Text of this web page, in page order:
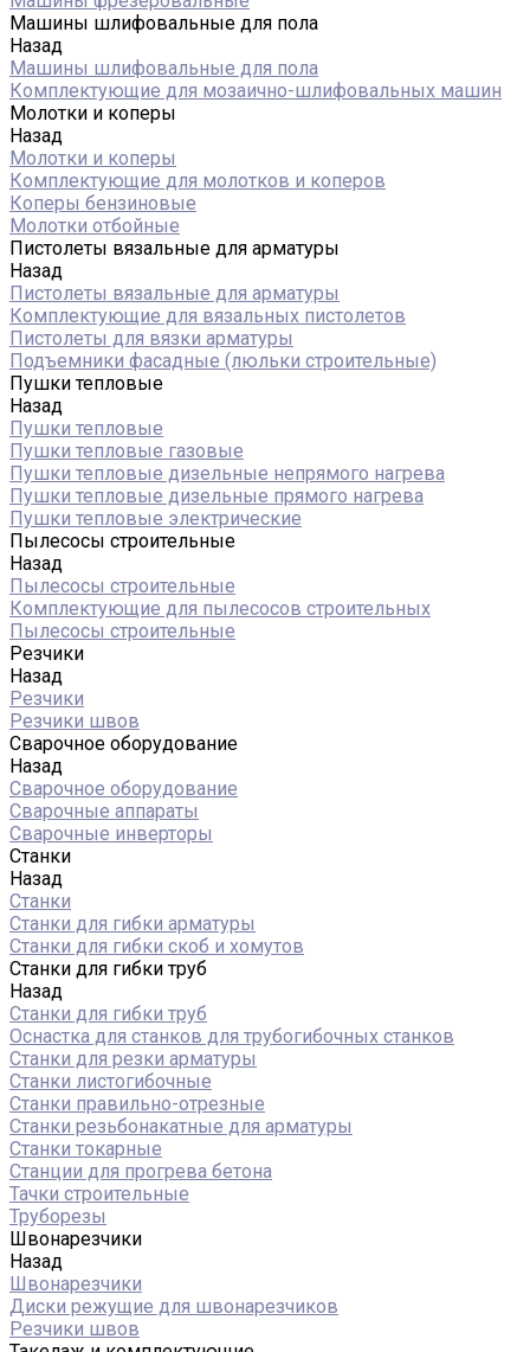
Машины шлифовальные для пола
Назад
Машины шлифовальные для пола
Комплектующие для мозаично-шлифовальных машин
Молотки и коперы
Назад
Молотки и коперы
Комплектующие для молотков и коперов
Коперы бензиновые
Молотки отбойные
Пистолеты вязальные для арматуры
Назад
Пистолеты вязальные для арматуры
Комплектующие для вязальных пистолетов
Пистолеты для вязки арматуры
Подъемники фасадные (люльки строительные)
Пушки тепловые
Назад
Пушки тепловые
Пушки тепловые газовые
Пушки тепловые дизельные непрямого нагрева
Пушки тепловые дизельные прямого нагрева
Пушки тепловые электрические
Пылесосы строительные
Назад
Пылесосы строительные
Комплектующие для пылесосов строительных
Пылесосы строительные
Резчики
Назад
Резчики
Резчики швов
Сварочное оборудование
Назад
Сварочное оборудование
Сварочные аппараты
Сварочные инверторы
Станки
Назад
Станки
Станки для гибки арматуры
Станки для гибки скоб и хомутов
Станки для гибки труб
Назад
Станки для гибки труб
Оснастка для станков для трубогибочных станков
Станки для резки арматуры
Станки листогибочные
Станки правильно-отрезные
Станки резьбонакатные для арматуры
Станки токарные
Станции для прогрева бетона
Тачки строительные
Труборезы
Швонарезчики
Назад
Швонарезчики
Диски режущие для швонарезчиков
Резчики швов